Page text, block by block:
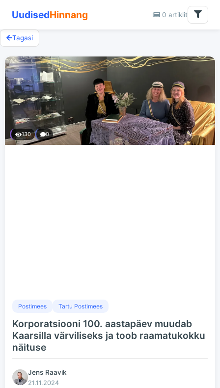
UudisedHinnang 0 artiklit
Tagasi
130 0
Postimees Tartu Postimees
Korporatsiooni 100. aastapäev muudab
Kaarsilla värviliseks ja toob raamatukokku
näituse
Jens Raavik
21.11.2024